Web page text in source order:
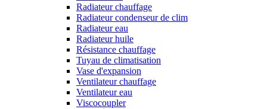
Radiateur chauffage
Radiateur condenseur de clim
Radiateur eau
Radiateur huile
Résistance chauffage
Tuyau de climatisation
Vase d'expansion
Ventilateur chauffage
Ventilateur eau
Viscocoupler